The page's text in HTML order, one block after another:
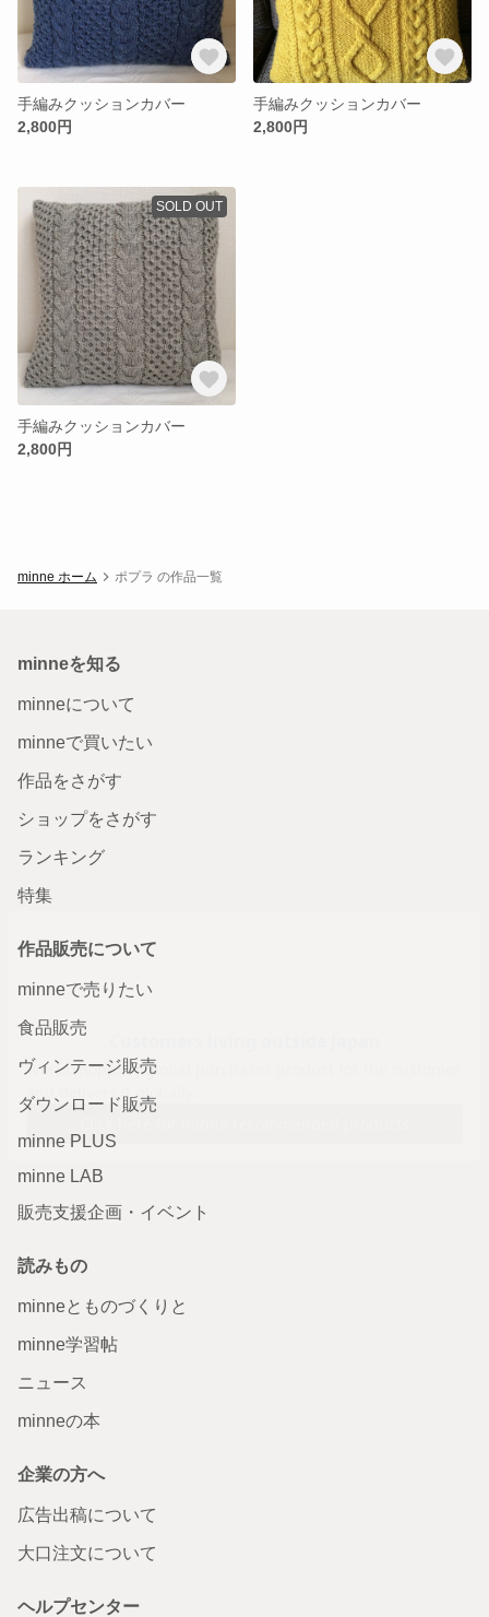
手編みクッションカバー
2,800円
手編みクッションカバー
2,800円
SOLD OUT
手編みクッションカバー
2,800円
minne ホーム ポプラ の作品一覧
minneを知る
minneについて
minneで買いたい
作品をさがす
ショップをさがす
ランキング
特集
作品販売について
minneで売りたい
食品販売
ヴィンテージ販売
ダウンロード販売
minne PLUS
minne LAB
販売支援企画・イベント
読みもの
minneとものづくりと
minne学習帖
ニュース
minneの本
企業の方へ
広告出稿について
大口注文について
ヘルプセンター